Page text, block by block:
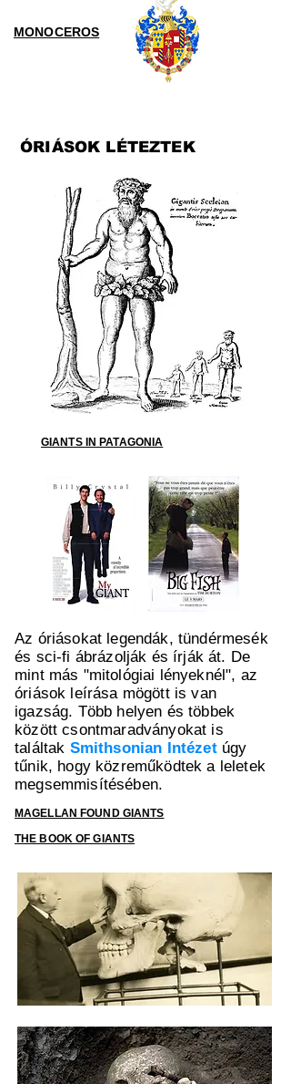
MONOCEROS
ÓRIÁSOK LÉTEZTEK
GIANTS IN PATAGONIA
Az óriásokat legendák, tündérmesék
és sci-fi ábrázolják és írják át. De
mint más "mitológiai lényeknél", az
óriások leírása mögött is van
igazság. Több helyen és többek
között csontmaradványokat is
találtak Smithsonian Intézet úgy
tűnik, hogy közreműködtek a leletek
megsemmisítésében.
MAGELLAN FOUND GIANTS
THE BOOK OF GIANTS